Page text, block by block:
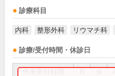
診療科目
内科 整形外科 リウマチ科
診療/受付時間・休診日